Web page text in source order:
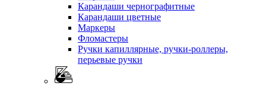
Карандаши чернографитные
Карандаши цветные
Маркеры
Фломастеры
Ручки капиллярные, ручки-роллеры,
перьевые ручки